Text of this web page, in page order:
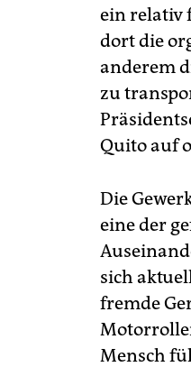
ein relativ
dort die
anderem
zu
Quito auf
Die
eine der
sich
fremde
Mensch